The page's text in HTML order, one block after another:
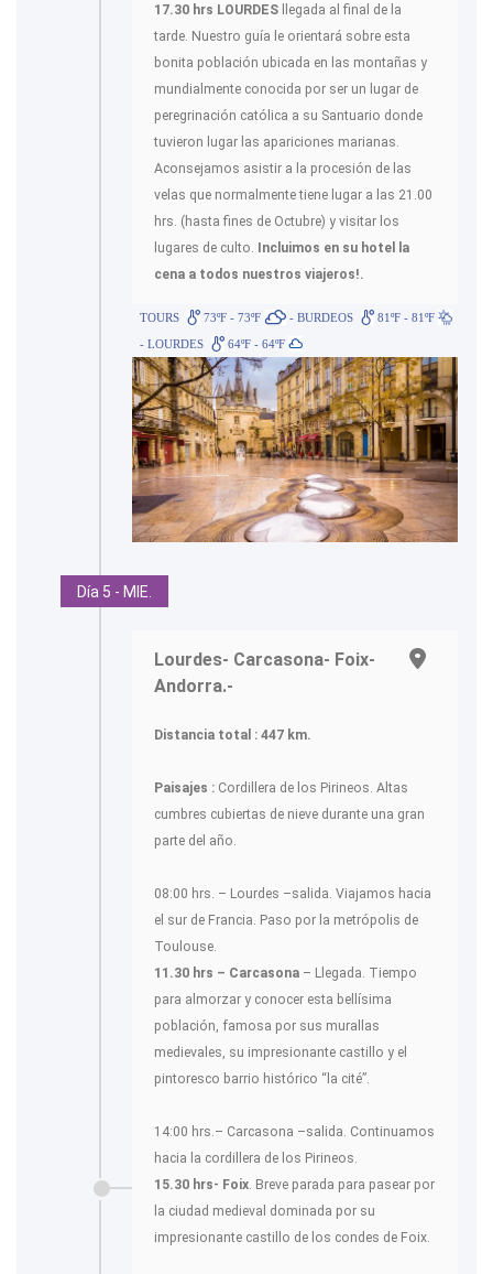
17.30 hrs LOURDES llegada al final de la
tarde. Nuestro guía le orientará sobre esta
bonita población ubicada en las montañas y
mundialmente conocida por ser un lugar de
peregrinación católica a su Santuario donde
tuvieron lugar las apariciones marianas.
Aconsejamos asistir a la procesión de las
velas que normalmente tiene lugar a las 21.00
hrs. (hasta fines de Octubre) y visitar los
lugares de culto. Incluimos en su hotel la
cena a todos nuestros viajeros!.
TOURS 73ºF - 73ºF - BURDEOS
81ºF - 81ºF
- LOURDES
64ºF - 64ºF
Día 5 - MIE.
Lourdes- Carcasona- Foix-
Andorra.-
Distancia total : 447 km.
Paisajes : Cordillera de los Pirineos. Altas
cumbres cubiertas de nieve durante una gran
parte del año.
08:00 hrs. – Lourdes –salida. Viajamos hacia
el sur de Francia. Paso por la metrópolis de
Toulouse.
11.30 hrs – Carcasona – Llegada. Tiempo
para almorzar y conocer esta bellísima
población, famosa por sus murallas
medievales, su impresionante castillo y el
pintoresco barrio histórico “la cité”.
14:00 hrs.– Carcasona –salida. Continuamos
hacia la cordillera de los Pirineos.
15.30 hrs- Foix . Breve parada para pasear por
la ciudad medieval dominada por su
impresionante castillo de los condes de Foix.